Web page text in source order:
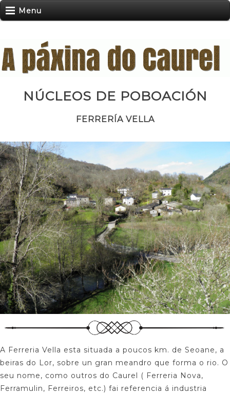
Menu
NÚCLEOS DE POBOACIÓN
FERRERÍA VELLA
A Ferreria Vella esta situada a poucos km. de Seoane, a
beiras do Lor, sobre un gran meandro que forma o rio. O
seu nome, como outros do Caurel ( Ferreria Nova,
Ferramulin, Ferreiros, etc.) fai referencia á industria